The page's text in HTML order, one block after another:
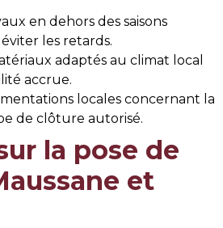
en dehors des saisons
les retards.
adaptés au climat local
accrue.
locales concernant la
de clôture autorisé.
la pose de
et